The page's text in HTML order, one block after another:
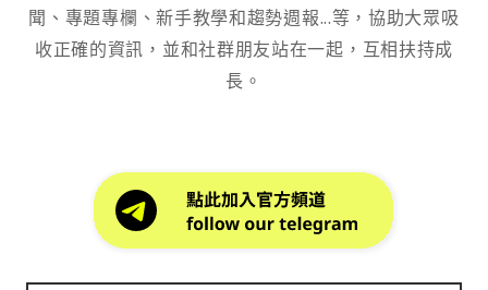
聞、專題專欄、新手教學和趨勢週報...等，協助大眾吸
收正確的資訊，並和社群朋友站在一起，互相扶持成
長。